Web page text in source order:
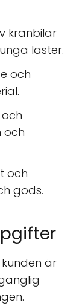
kranbilar
laster.
och
och
och
gods.
är